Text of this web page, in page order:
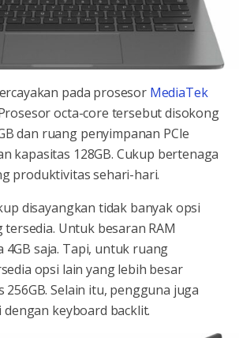
pada prosesor MediaTek
octa-core tersebut disokong
dan ruang penyimpanan PCIe
kapasitas 128GB. Cukup bertenaga
produktivitas sehari-hari.
disayangkan tidak banyak opsi
Untuk besaran RAM
4GB saja. Tapi, untuk ruang
opsi lain yang lebih besar
256GB. Selain itu, pengguna juga
keyboard backlit.